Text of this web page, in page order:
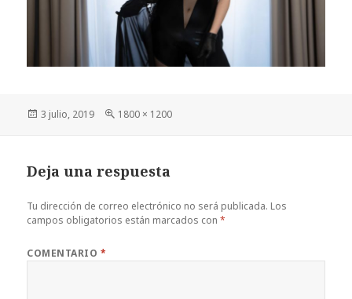
Publicado
3 julio, 2019
Tamaño
1800 × 1200
Deja una respuesta
Tu dirección de correo electrónico no será publicada. Los
campos obligatorios están marcados con*
COMENTARIO *